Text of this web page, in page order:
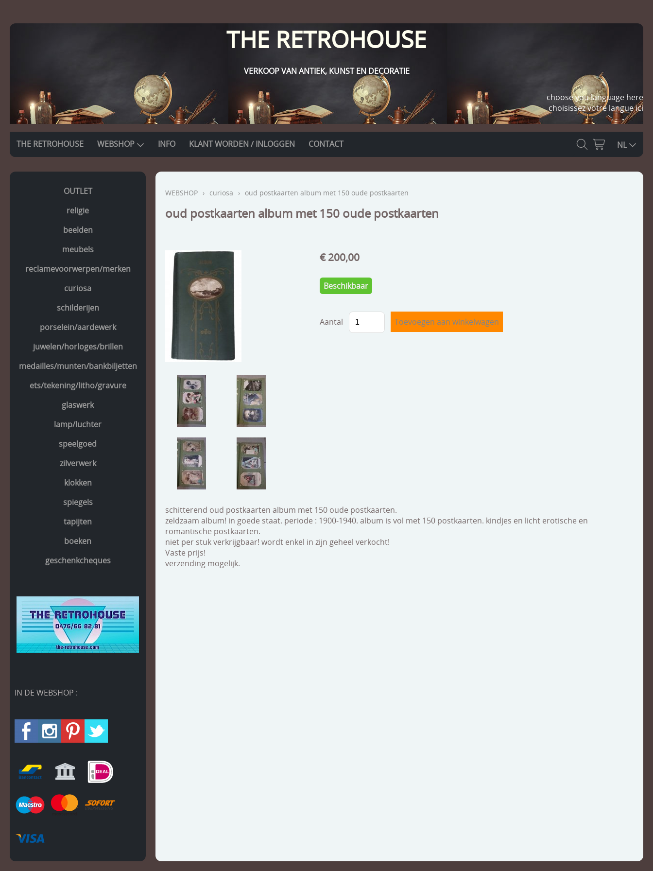
THE RETROHOUSE
VERKOOP VAN ANTIEK, KUNST EN DECORATIE
choose you language here
choisissez votre langue ici
THE RETROHOUSE WEBSHOP INFO KLANT WORDEN / INLOGGEN CONTACT NL
OUTLET
religie
beelden
meubels
reclamevoorwerpen/merken
curiosa
schilderijen
porselein/aardewerk
juwelen/horloges/brillen
medailles/munten/bankbiljetten
ets/tekening/litho/gravure
glaswerk
lamp/luchter
speelgoed
zilverwerk
klokken
spiegels
tapijten
boeken
geschenkcheques
IN DE WEBSHOP :
WEBSHOP › curiosa › oud postkaarten album met 150 oude postkaarten
oud postkaarten album met 150 oude postkaarten
€ 200,00
Beschikbaar
Aantal
schitterend oud postkaarten album met 150 oude postkaarten.
zeldzaam album! in goede staat. periode : 1900-1940. album is vol met 150 postkaarten. kindjes en licht erotische en
romantische postkaarten.
niet per stuk verkrijgbaar! wordt enkel in zijn geheel verkocht!
Vaste prijs!
verzending mogelijk.